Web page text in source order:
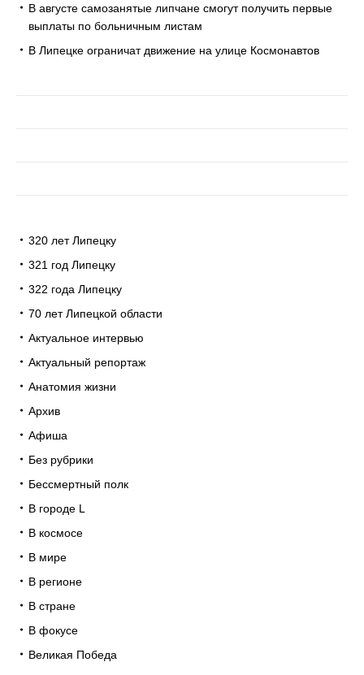
В августе самозанятые липчане смогут получить первые
выплаты по больничным листам
В Липецке ограничат движение на улице Космонавтов
320 лет Липецку
321 год Липецку
322 года Липецку
70 лет Липецкой области
Актуальное интервью
Актуальный репортаж
Анатомия жизни
Архив
Афиша
Без рубрики
Бессмертный полк
В городе L
В космосе
В мире
В регионе
В стране
В фокусе
Великая Победа